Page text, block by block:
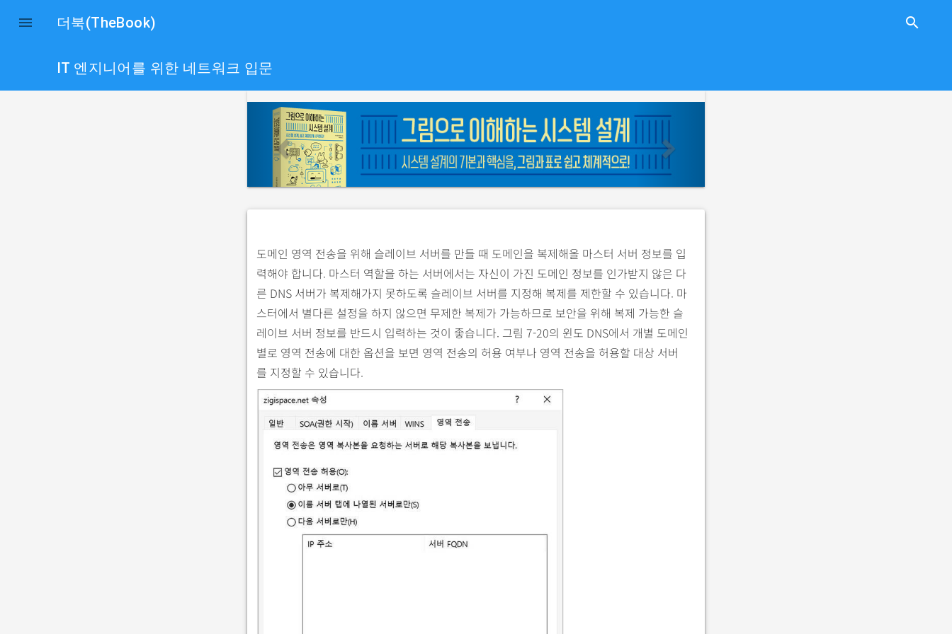
 더북(TheBook) search
IT 엔지니어를 위한 네트워크 입문
p
r
e
v
i
o
s
n
x
t
도메인 영역 전송을 위해 슬레이브 서버를 만들 때 도메인을 복제해올 마스터 서버 정보를 입
력해야 합니다. 마스터 역할을 하는 서버에서는 자신이 가진 도메인 정보를 인가받지 않은 다
른 DNS 서버가 복제해가지 못하도록 슬레이브 서버를 지정해 복제를 제한할 수 있습니다. 마
스터에서 별다른 설정을 하지 않으면 무제한 복제가 가능하므로 보안을 위해 복제 가능한 슬
레이브 서버 정보를 반드시 입력하는 것이 좋습니다. 그림 7-20의 윈도 DNS에서 개별 도메인
별로 영역 전송에 대한 옵션을 보면 영역 전송의 허용 여부나 영역 전송을 허용할 대상 서버
를 지정할 수 있습니다.